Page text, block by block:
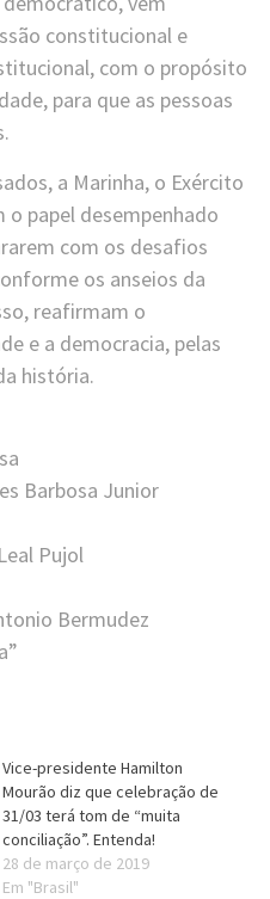
constitucional e
com o propósito
para que as pessoas
a Marinha, o Exército
o papel desempenhado
com os desafios
os anseios da
reafirmam o
e a democracia, pelas
história.
Barbosa Junior
Pujol
Bermudez
Vice-presidente Hamilton
Mourão diz que celebração de
31/03 terá tom de “muita
conciliação”. Entenda!
28 de março de 2019
Em "Brasil"